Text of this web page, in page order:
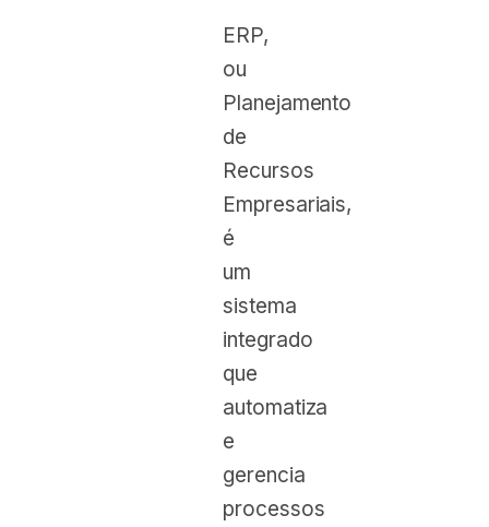
ERP,
ou
Planejamento
de
Recursos
Empresariais,
é
um
sistema
integrado
que
automatiza
e
gerencia
processos